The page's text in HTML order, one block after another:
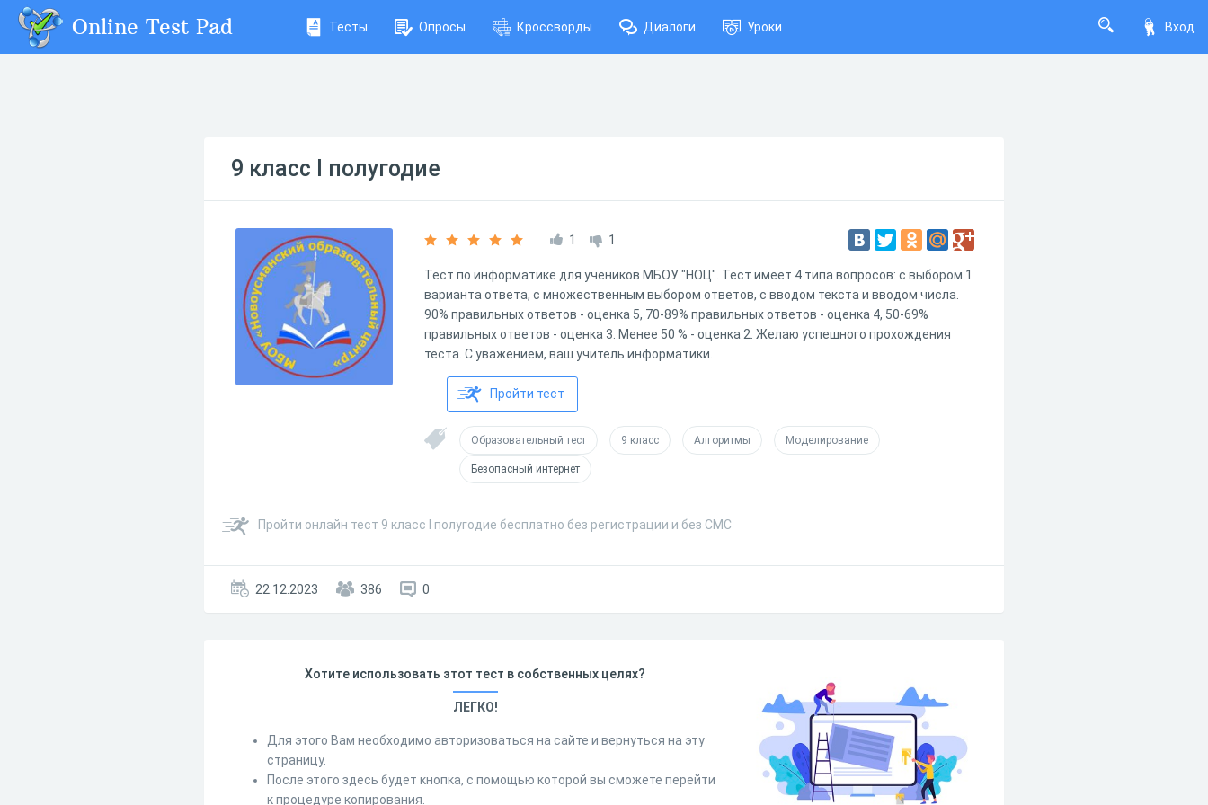
Вход
Online Test Pad Тесты Опросы Кроссворды Диалоги Уроки
9 класс I полугодие
1 1
Тест по информатике для учеников МБОУ "НОЦ". Тест имеет 4 типа вопросов: с выбором 1
варианта ответа, с множественным выбором ответов, с вводом текста и вводом числа.
90% правильных ответов - оценка 5, 70-89% правильных ответов - оценка 4, 50-69%
правильных ответов - оценка 3. Менее 50 % - оценка 2. Желаю успешного прохождения
теста. С уважением, ваш учитель информатики.
Пройти тест
Образовательный тест 9 класс Алгоритмы Моделирование
Безопасный интернет
Пройти онлайн тест 9 класс I полугодие бесплатно без регистрации и без СМС
22.12.2023 386 0
Хотите использовать этот тест в собственных целях?
ЛЕГКО!
Для этого Вам необходимо авторизоваться на сайте и вернуться на эту
страницу.
После этого здесь будет кнопка, с помощью которой вы сможете перейти
к процедуре копирования.